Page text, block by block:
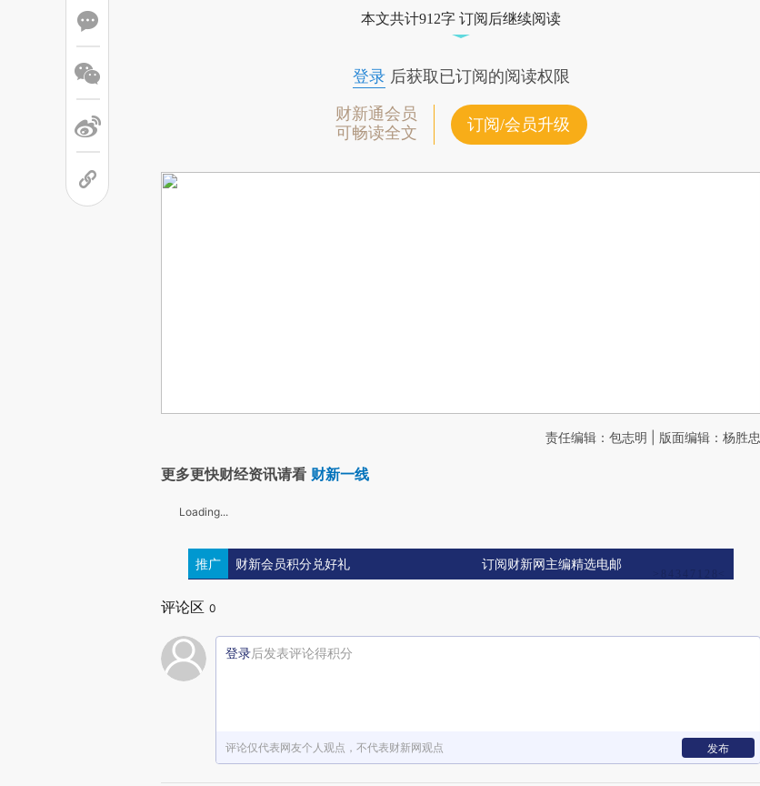
本文共计912字 订阅后继续阅读
登录后获取已订阅的阅读权限
财新通会员
可畅读全文
订阅/会员升级
责任编辑：包志明 | 版面编辑：杨胜忠
更多更快财经资讯请看 财新一线
Loading...
推广 财新会员积分兑好礼 订阅财新网主编精选电邮
评论区 0
登录后发表评论得积分
评论仅代表网友个人观点，不代表财新网观点 发布